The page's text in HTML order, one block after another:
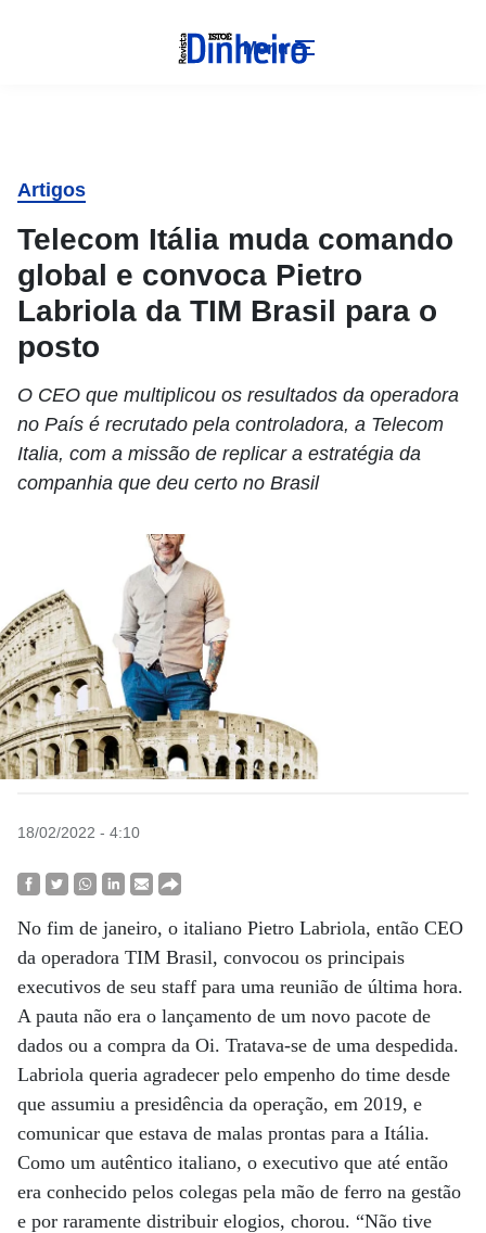
Menu
Artigos
Telecom Itália muda comando
global e convoca Pietro
Labriola da TIM Brasil para o
posto
O CEO que multiplicou os resultados da operadora
no País é recrutado pela controladora, a Telecom
Italia, com a missão de replicar a estratégia da
companhia que deu certo no Brasil
18/02/2022 - 4:10
No fim de janeiro, o italiano Pietro Labriola, então CEO
da operadora TIM Brasil, convocou os principais
executivos de seu staff para uma reunião de última hora.
A pauta não era o lançamento de um novo pacote de
dados ou a compra da Oi. Tratava-se de uma despedida.
Labriola queria agradecer pelo empenho do time desde
que assumiu a presidência da operação, em 2019, e
comunicar que estava de malas prontas para a Itália.
Como um autêntico italiano, o executivo que até então
era conhecido pelos colegas pela mão de ferro na gestão
e por raramente distribuir elogios, chorou. “Não tive